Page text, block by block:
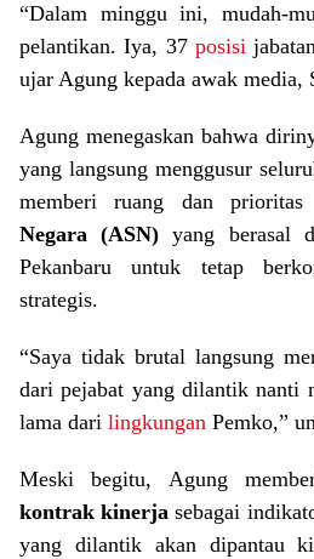
“Dalam minggu ini, mudah-
pelantikan. Iya, 37 posisi
ujar Agung kepada awak media,
Agung menegaskan bahwa
yang langsung menggusur
memberi ruang dan
Negara (ASN) yang berasal
Pekanbaru untuk tetap
strategis.
“Saya tidak brutal langsung
dari pejabat yang dilantik nanti
lama dari lingkungan Pemko,”
Meski begitu, Agung
kontrak kinerja sebagai
yang dilantik akan dipantau